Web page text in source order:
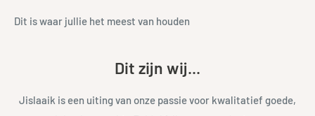
Dit is waar jullie het meest van houden
Dit zijn wij...
Jislaaik is een uiting van onze passie voor kwalitatief goede,